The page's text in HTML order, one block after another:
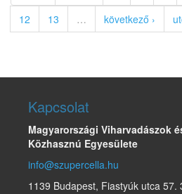
12
13 … következő ›
Kapcsolat
Magyarországi Viharvadászok
Közhasznú Egyesülete
info@szupercella.hu
1139 Budapest, Fiastyúk utca 57.